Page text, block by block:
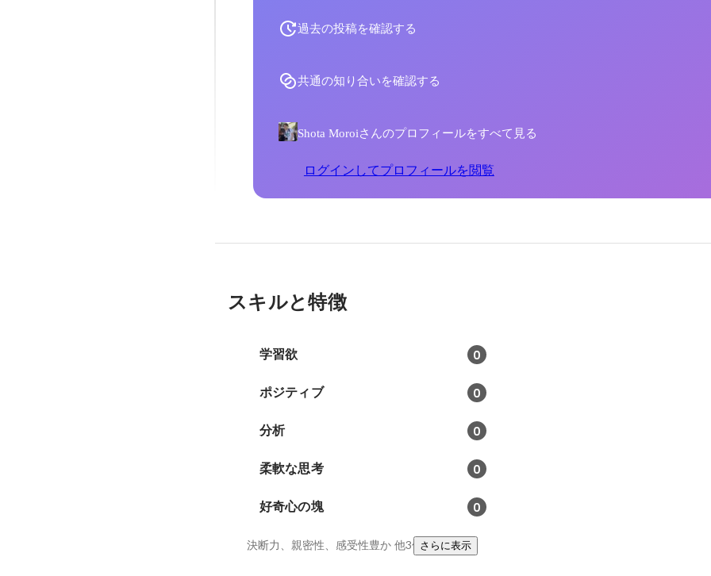
過去の投稿を確認する
共通の知り合いを確認する
Shota Moroiさんのプロフィールをすべて見る
ログインしてプロフィールを閲覧
スキルと特徴
学習欲 0
ポジティブ 0
分析 0
柔軟な思考 0
好奇心の塊 0
決断力、親密性、感受性豊か 他3件さらに表示